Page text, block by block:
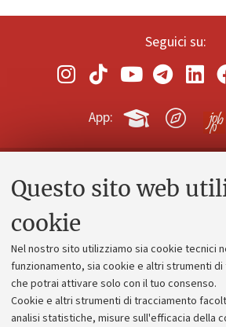
Questo sito web
cookie
Nel nostro sito utilizziamo sia cookie tecnici
funzionamento, sia cookie e altri strumenti
che potrai attivare solo con il tuo consenso.
Cookie e altri strumenti di tracciamento
analisi statistiche, misure sull'efficacia della
Seguici su:
App:
Contatti e PEC
Alumni
Piano strategico
Bilanci